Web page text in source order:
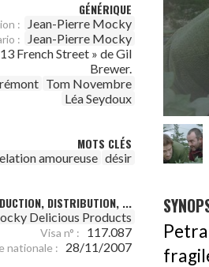
GÉNÉRIQUE
: Jean-Pierre Mocky
:
Jean-Pierre Mocky
French Street » de Gil
Brewer.
Tom Novembre
Léa Seydoux
MOTS CLÉS
amoureuse désir
DISTRIBUTION, ...
Delicious Products
Visa n° : 117.087
nationale : 28/11/2007